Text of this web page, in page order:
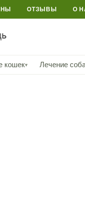
ОТЗЫВЫ О
кошек▾ Лечение